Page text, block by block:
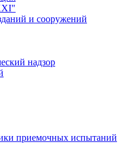
и сооружений
надзор
приемочных испытаний